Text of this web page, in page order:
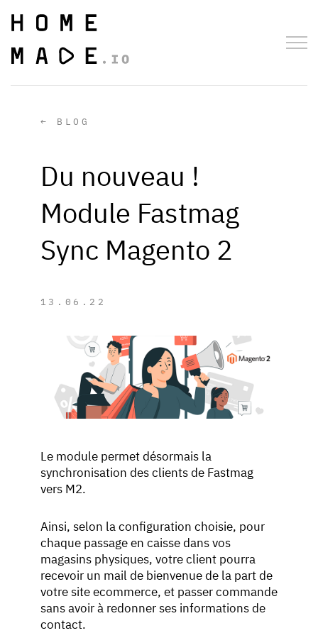
← BLOG
Du nouveau !
Module Fastmag
Sync Magento 2
13.06.22
Le module permet désormais la
synchronisation des clients de Fastmag
vers M2.
Ainsi, selon la configuration choisie, pour
chaque passage en caisse dans vos
magasins physiques, votre client pourra
recevoir un mail de bienvenue de la part de
votre site ecommerce, et passer commande
sans avoir à redonner ses informations de
contact.